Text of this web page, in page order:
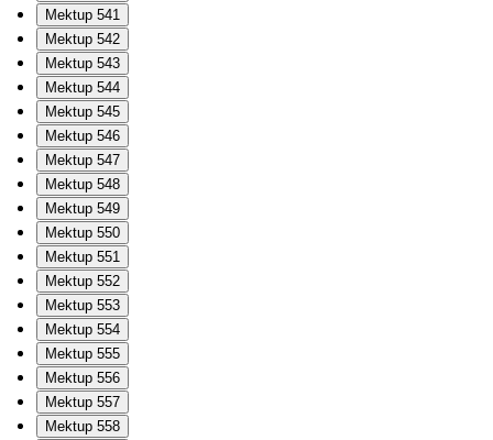
Mektup 541
Mektup 542
Mektup 543
Mektup 544
Mektup 545
Mektup 546
Mektup 547
Mektup 548
Mektup 549
Mektup 550
Mektup 551
Mektup 552
Mektup 553
Mektup 554
Mektup 555
Mektup 556
Mektup 557
Mektup 558